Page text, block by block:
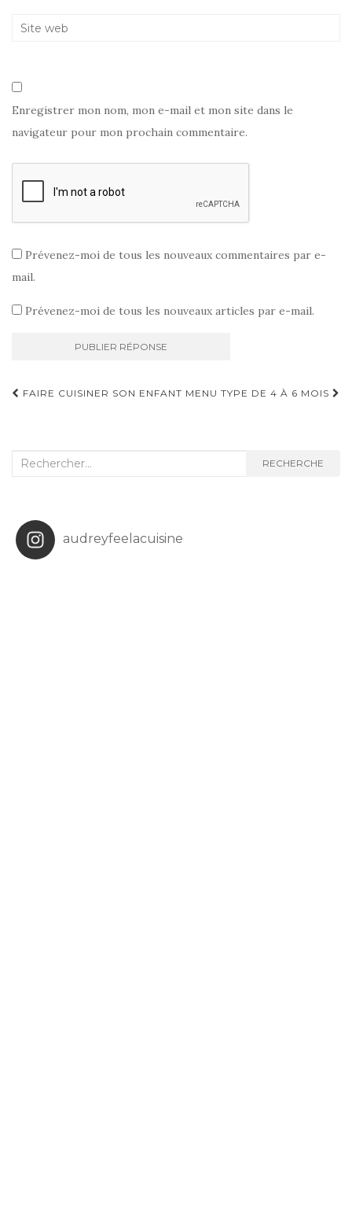
Enregistrer mon nom, mon e-mail et mon site dans le
navigateur pour mon prochain commentaire.
Prévenez-moi de tous les nouveaux commentaires par e-
mail.
Prévenez-moi de tous les nouveaux articles par e-mail.
Navigation
FAIRE CUISINER SON ENFANT MENU TYPE DE 4 À 6 MOIS
Recherche
RECHERCHE
audreyfeelacuisine